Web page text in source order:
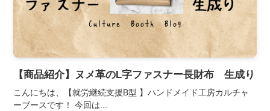
【商品紹介】ヌメ革のL字ファスナー長財布 生成り
こんにちは、【就労継続支援B型 】ハンドメイド工房カルチャ
ーブースです！ 今回は...